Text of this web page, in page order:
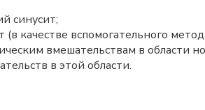
синусит;
качестве вспомогательного
вмешательствам в области
в этой области.